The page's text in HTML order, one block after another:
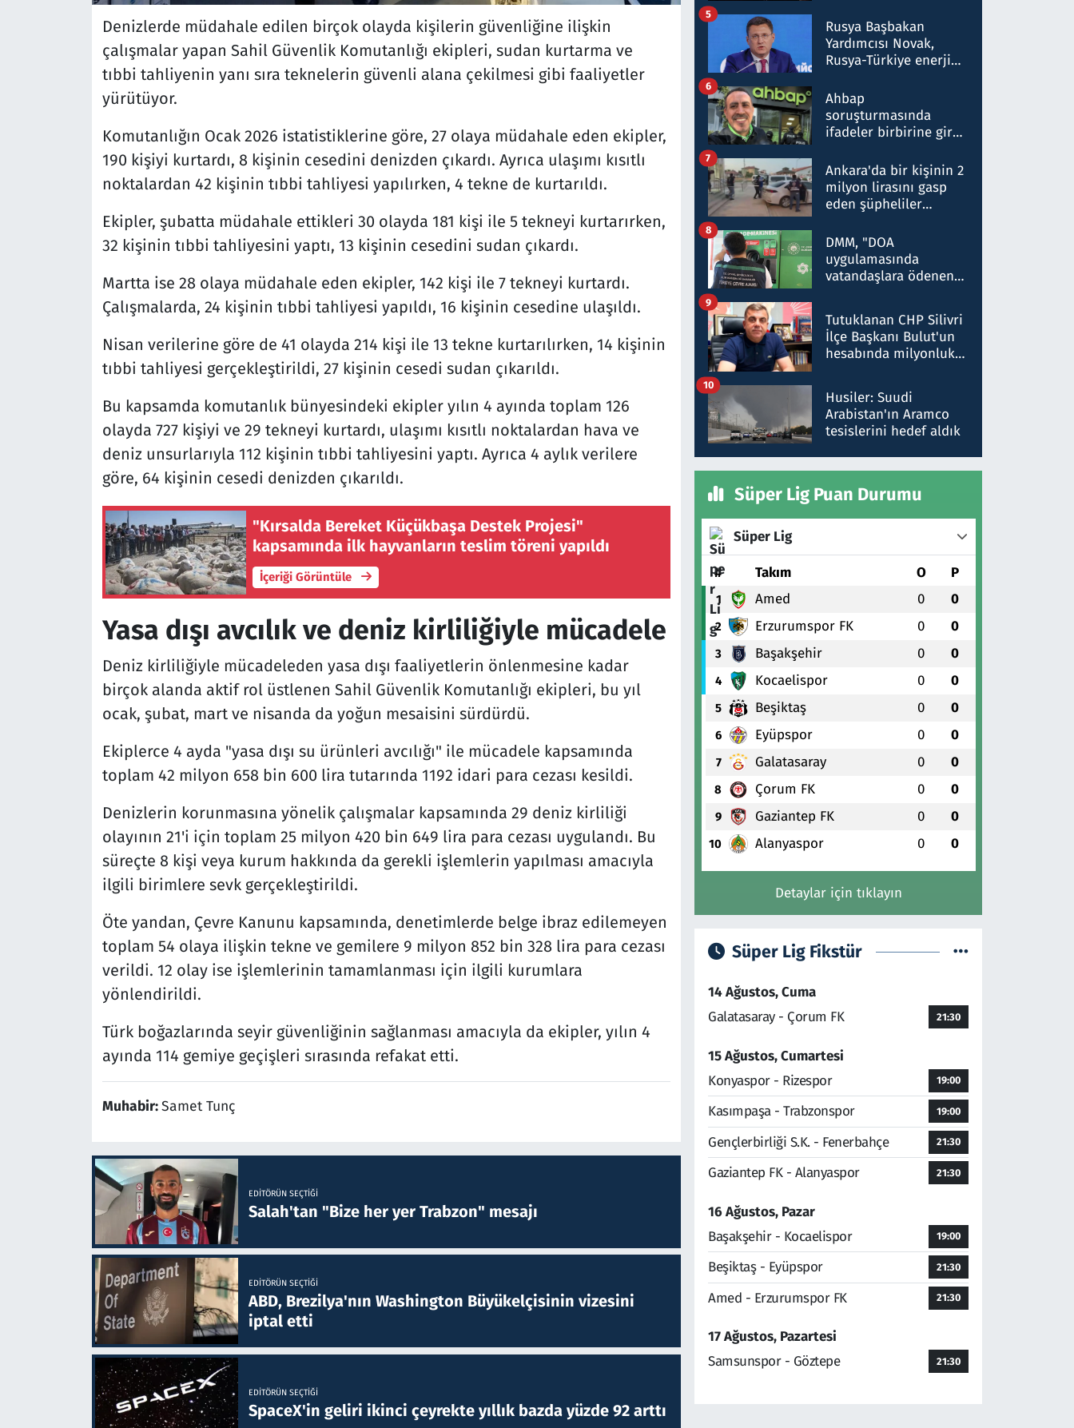
Denizlerde müdahale edilen birçok olayda kişilerin güvenliğine ilişkin
çalışmalar yapan Sahil Güvenlik Komutanlığı ekipleri, sudan kurtarma ve
tıbbi tahliyenin yanı sıra teknelerin güvenli alana çekilmesi gibi faaliyetler
yürütüyor.
Komutanlığın Ocak 2026 istatistiklerine göre, 27 olaya müdahale eden ekipler,
190 kişiyi kurtardı, 8 kişinin cesedini denizden çıkardı. Ayrıca ulaşımı kısıtlı
noktalardan 42 kişinin tıbbi tahliyesi yapılırken, 4 tekne de kurtarıldı.
Ekipler, şubatta müdahale ettikleri 30 olayda 181 kişi ile 5 tekneyi kurtarırken,
32 kişinin tıbbi tahliyesini yaptı, 13 kişinin cesedini sudan çıkardı.
Martta ise 28 olaya müdahale eden ekipler, 142 kişi ile 7 tekneyi kurtardı.
Çalışmalarda, 24 kişinin tıbbi tahliyesi yapıldı, 16 kişinin cesedine ulaşıldı.
Nisan verilerine göre de 41 olayda 214 kişi ile 13 tekne kurtarılırken, 14 kişinin
tıbbi tahliyesi gerçekleştirildi, 27 kişinin cesedi sudan çıkarıldı.
Bu kapsamda komutanlık bünyesindeki ekipler yılın 4 ayında toplam 126
olayda 727 kişiyi ve 29 tekneyi kurtardı, ulaşımı kısıtlı noktalardan hava ve
deniz unsurlarıyla 112 kişinin tıbbi tahliyesini yaptı. Ayrıca 4 aylık verilere
göre, 64 kişinin cesedi denizden çıkarıldı.
"Kırsalda Bereket Küçükbaşa Destek Projesi"
kapsamında ilk hayvanların teslim töreni yapıldı
İçeriği Görüntüle
Yasa dışı avcılık ve deniz kirliliğiyle mücadele
Deniz kirliliğiyle mücadeleden yasa dışı faaliyetlerin önlenmesine kadar
birçok alanda aktif rol üstlenen Sahil Güvenlik Komutanlığı ekipleri, bu yıl
ocak, şubat, mart ve nisanda da yoğun mesaisini sürdürdü.
Ekiplerce 4 ayda "yasa dışı su ürünleri avcılığı" ile mücadele kapsamında
toplam 42 milyon 658 bin 600 lira tutarında 1192 idari para cezası kesildi.
Denizlerin korunmasına yönelik çalışmalar kapsamında 29 deniz kirliliği
olayının 21'i için toplam 25 milyon 420 bin 649 lira para cezası uygulandı. Bu
süreçte 8 kişi veya kurum hakkında da gerekli işlemlerin yapılması amacıyla
ilgili birimlere sevk gerçekleştirildi.
Öte yandan, Çevre Kanunu kapsamında, denetimlerde belge ibraz edilemeyen
toplam 54 olaya ilişkin tekne ve gemilere 9 milyon 852 bin 328 lira para cezası
verildi. 12 olay ise işlemlerinin tamamlanması için ilgili kurumlara
yönlendirildi.
Türk boğazlarında seyir güvenliğinin sağlanması amacıyla da ekipler, yılın 4
ayında 114 gemiye geçişleri sırasında refakat etti.
Muhabir:Samet Tunç
EDITÖRÜN SEÇTIĞI
Salah'tan "Bize her yer Trabzon" mesajı
EDITÖRÜN SEÇTIĞI
ABD, Brezilya'nın Washington Büyükelçisinin vizesini
iptal etti
EDITÖRÜN SEÇTIĞI
SpaceX'in geliri ikinci çeyrekte yıllık bazda yüzde 92 arttı
Rusya Başbakan
Yardımcısı Novak,
Rusya-Türkiye enerji
nitelikte olduğunu
belirtti
5
Ahbap
soruşturmasında
ifadeler birbirine girdi:
ifadelerinden ortaya
çıkan tablo şok etti
6
Ankara'da bir kişinin 2
milyon lirasını gasp
eden şüpheliler
7
DMM, "DOA
uygulamasında
vatandaşlara ödenen
düşürüldüğü" iddiasını
yalanladı
8
Tutuklanan CHP Silivri
İlçe Başkanı Bulut'un
hesabında milyonluk
talimat verdi, ben
gönderdim
9
Husiler: Suudi
Arabistan'ın Aramco
tesislerini hedef aldık
10
Süper Lig Puan Durumu
Süper Lig
# Takım O P
1 Amed 0 0
2 Erzurumspor FK 0 0
3 Başakşehir 0 0
4 Kocaelispor 0 0
5 Beşiktaş 0 0
6 Eyüpspor 0 0
7 Galatasaray 0 0
8 Çorum FK 0 0
9 Gaziantep FK 0 0
10 Alanyaspor 0 0
Detaylar için tıklayın
Süper Lig Fikstür
14 Ağustos, Cuma
Galatasaray - Çorum FK
21:30
15 Ağustos, Cumartesi
Konyaspor - Rizespor
19:00
Kasımpaşa - Trabzonspor 19:00
Gençlerbirliği S.K. - Fenerbahçe 21:30
Gaziantep FK - Alanyaspor 21:30
16 Ağustos, Pazar
Başakşehir - Kocaelispor
19:00
Beşiktaş - Eyüpspor 21:30
Amed - Erzurumspor FK 21:30
17 Ağustos, Pazartesi
Samsunspor - Göztepe
21:30